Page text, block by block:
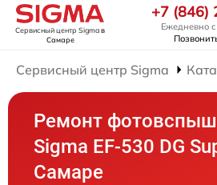
Сервисный центр Sigmaв
Самаре
+7 (846)
Ежедневно
Сервисный центр Sigma
Ремонт
Sigma EF-530 DG
Самаре